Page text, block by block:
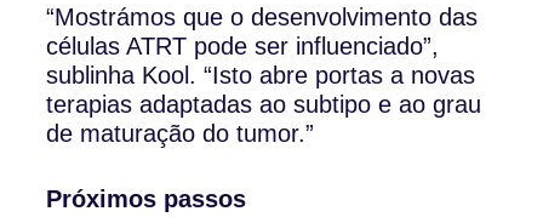
“Mostrámos que o desenvolvimento das
células ATRT pode ser influenciado”,
sublinha Kool. “Isto abre portas a novas
terapias adaptadas ao subtipo e ao grau
de maturação do tumor.”
Próximos passos